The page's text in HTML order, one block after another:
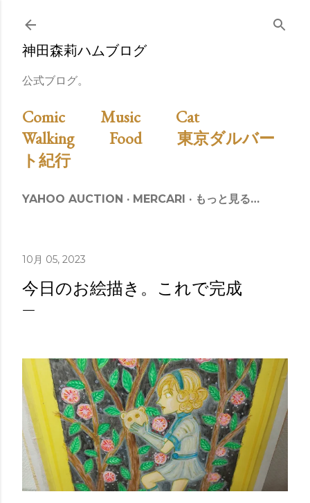
スキップしてメイン コンテンツに移動
神田森莉ハムブログ
公式ブログ。
Comic Music
Cat
Walking
Food
東京ダルバー
ト紀行
YAHOO AUCTION MERCARI もっと見る…
10月 05, 2023
今日のお絵描き。これで完成